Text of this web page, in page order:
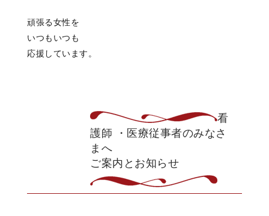
頑張る女性を
いつもいつも
応援しています。
看
護師 ・ 医療従事者のみなさ
まへ
ご案内とお知らせ